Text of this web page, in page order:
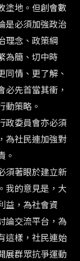
塗地。但創會數
是必須加強政治
理念、政策綱
為簡、切中時
同情、更了解、
先首當其衝，
動策略。
政委員會亦必須
為社民連加強對
。
須著眼於建立新
我的意見是，大
益，為社會資
論交流平台，為
這樣，社民連始
展群眾抗爭運動